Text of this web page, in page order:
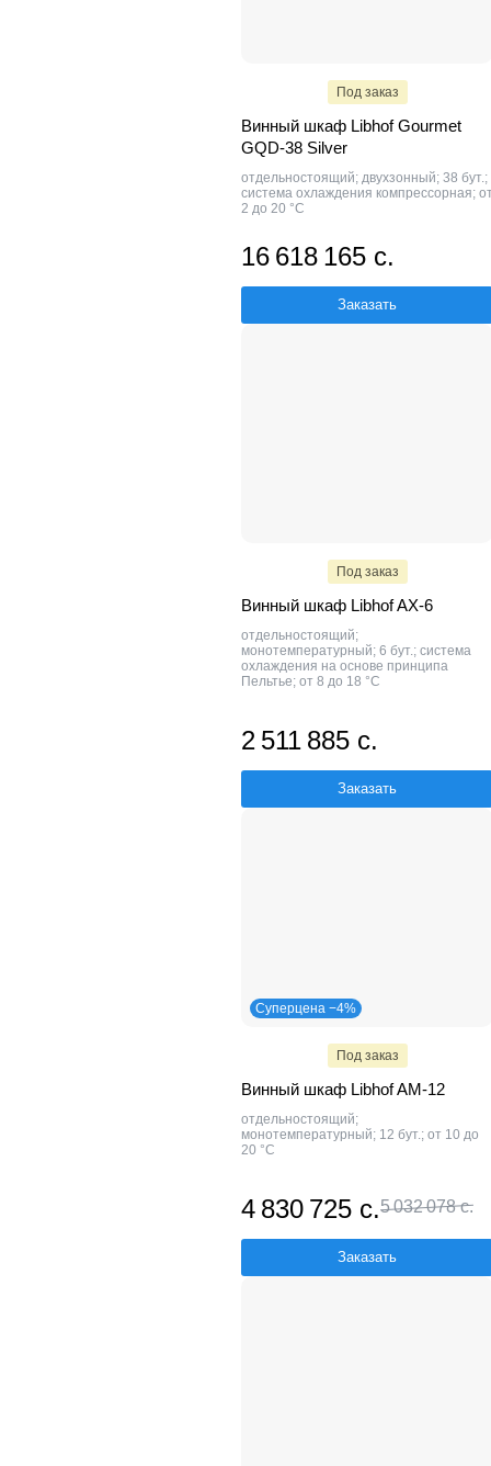
Под заказ
Винный шкаф Libhof Gourmet
GQD-38 Silver
отдельностоящий; двухзонный; 38 бут.;
система охлаждения компрессорная;
2 до 20 °C
16 618 165 с.
Заказать
Под заказ
Винный шкаф Libhof AX-6
отдельностоящий;
монотемпературный; 6 бут.; система
охлаждения на основе принципа
Пельтье; от 8 до 18 °C
2 511 885 с.
Заказать
Суперцена −4%
Под заказ
Винный шкаф Libhof AM-12
отдельностоящий;
монотемпературный; 12 бут.; от 10 до
20 °C
4 830 725 с.5 032 078 с.
Заказать